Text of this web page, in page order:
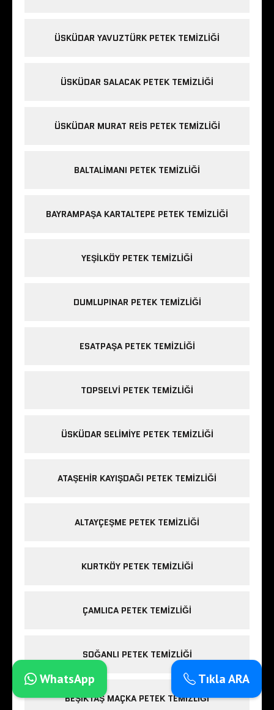
ÜSKÜDAR YAVUZTÜRK PETEK TEMIZLIĞI
ÜSKÜDAR SALACAK PETEK TEMIZLIĞI
ÜSKÜDAR MURAT REIS PETEK TEMIZLIĞI
BALTALIMANI PETEK TEMIZLIĞI
BAYRAMPAŞA KARTALTEPE PETEK TEMIZLIĞI
YEŞILKÖY PETEK TEMIZLIĞI
DUMLUPINAR PETEK TEMIZLIĞI
ESATPAŞA PETEK TEMIZLIĞI
TOPSELVI PETEK TEMIZLIĞI
ÜSKÜDAR SELIMIYE PETEK TEMIZLIĞI
ATAŞEHIR KAYIŞDAĞI PETEK TEMIZLIĞI
ALTAYÇEŞME PETEK TEMIZLIĞI
KURTKÖY PETEK TEMIZLIĞI
ÇAMLICA PETEK TEMIZLIĞI
SOĞANLI PETEK TEMIZLIĞI
BEŞIKTAŞ MAÇKA PETEK TEMIZLIĞI
Tıkla ARA
WhatsApp